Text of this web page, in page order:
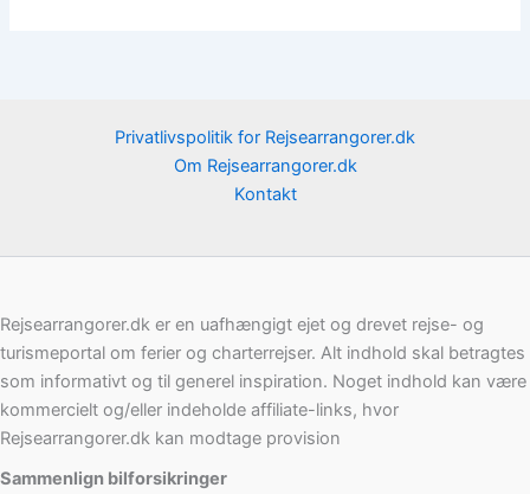
Privatlivspolitik for Rejsearrangorer.dk
Om Rejsearrangorer.dk
Kontakt
Rejsearrangorer.dk er en uafhængigt ejet og drevet rejse- og
turismeportal om ferier og charterrejser. Alt indhold skal betragtes
som informativt og til generel inspiration. Noget indhold kan være
kommercielt og/eller indeholde affiliate-links, hvor
Rejsearrangorer.dk kan modtage provision
Sammenlign bilforsikringer